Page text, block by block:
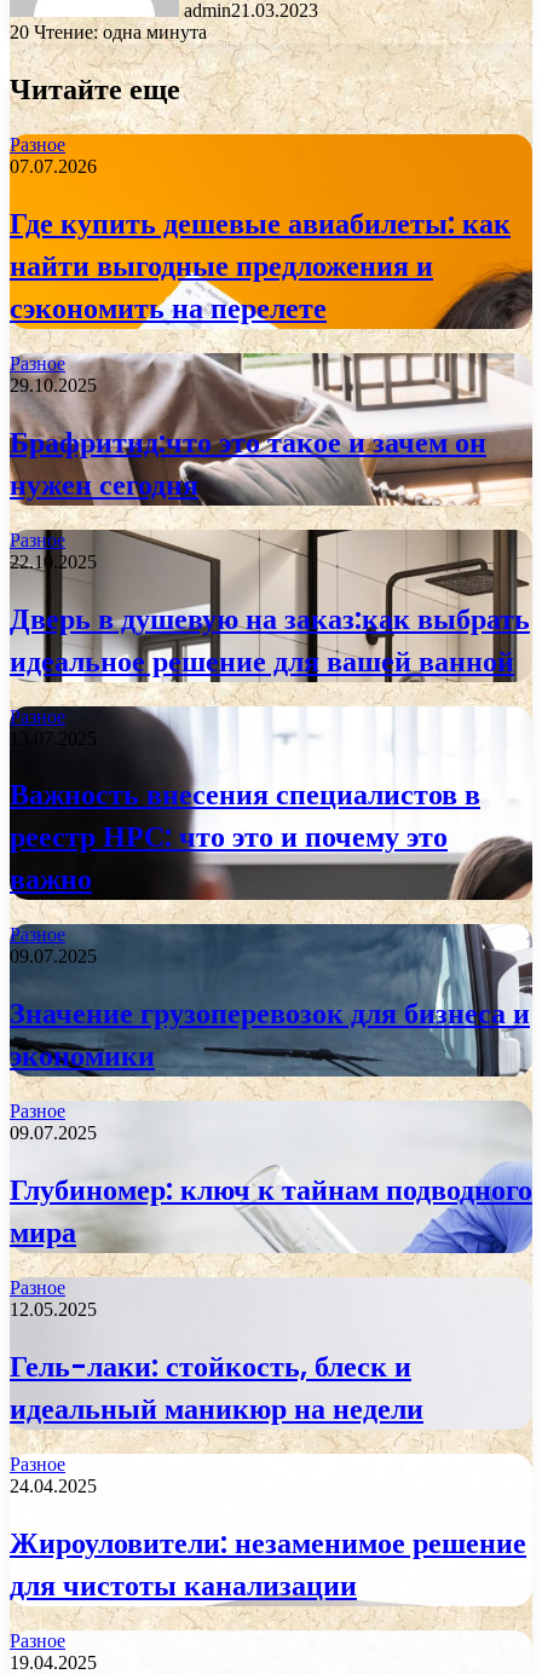
admin21.03.2023
20 Чтение: одна минута
Читайте еще
Разное
07.07.2026
Где купить дешевые авиабилеты: как
найти выгодные предложения и
сэкономить на перелете
Разное
29.10.2025
Брафритид:что это такое и зачем он
нужен сегодня
Разное
22.10.2025
Дверь в душевую на заказ:как выбрать
идеальное решение для вашей ванной
Разное
13.07.2025
Важность внесения специалистов в
реестр НРС: что это и почему это
важно
Разное
09.07.2025
Значение грузоперевозок для бизнеса и
экономики
Разное
09.07.2025
Глубиномер: ключ к тайнам подводного
мира
Разное
12.05.2025
Гель-лаки: стойкость, блеск и
идеальный маникюр на недели
Разное
24.04.2025
Жироуловители: незаменимое решение
для чистоты канализации
Разное
19.04.2025